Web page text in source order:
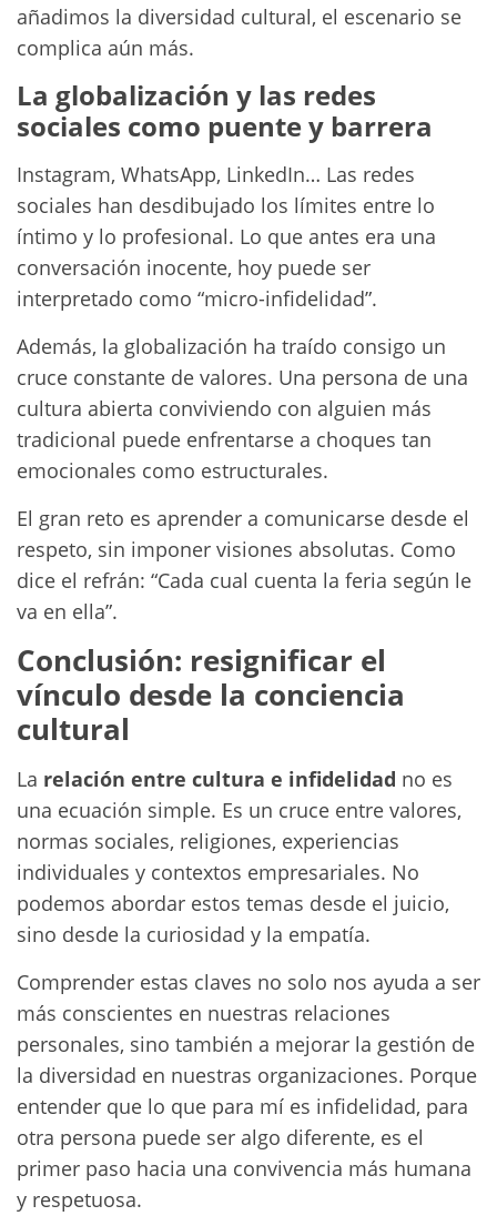
añadimos la diversidad cultural, el escenario se
complica aún más.
La globalización y las redes
sociales como puente y barrera
Instagram, WhatsApp, LinkedIn… Las redes
sociales han desdibujado los límites entre lo
íntimo y lo profesional. Lo que antes era una
conversación inocente, hoy puede ser
interpretado como “micro-infidelidad”.
Además, la globalización ha traído consigo un
cruce constante de valores. Una persona de una
cultura abierta conviviendo con alguien más
tradicional puede enfrentarse a choques tan
emocionales como estructurales.
El gran reto es aprender a comunicarse desde el
respeto, sin imponer visiones absolutas. Como
dice el refrán: “Cada cual cuenta la feria según le
va en ella”.
Conclusión: resignificar el
vínculo desde la conciencia
cultural
La relación entre cultura e infidelidad no es
una ecuación simple. Es un cruce entre valores,
normas sociales, religiones, experiencias
individuales y contextos empresariales. No
podemos abordar estos temas desde el juicio,
sino desde la curiosidad y la empatía.
Comprender estas claves no solo nos ayuda a ser
más conscientes en nuestras relaciones
personales, sino también a mejorar la gestión de
la diversidad en nuestras organizaciones. Porque
entender que lo que para mí es infidelidad, para
otra persona puede ser algo diferente, es el
primer paso hacia una convivencia más humana
y respetuosa.